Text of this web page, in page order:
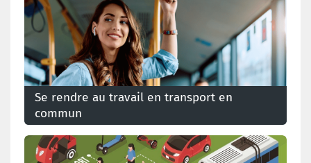
Se rendre au travail en transport en
commun
Découvrez tout ce qu'il faut savoir autour de la
législation du travail concernant les transports en
commun.